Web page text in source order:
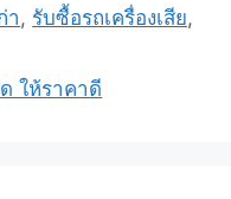
า, รับซื้อรถเครื่องเสีย,
ให้ราคาดี